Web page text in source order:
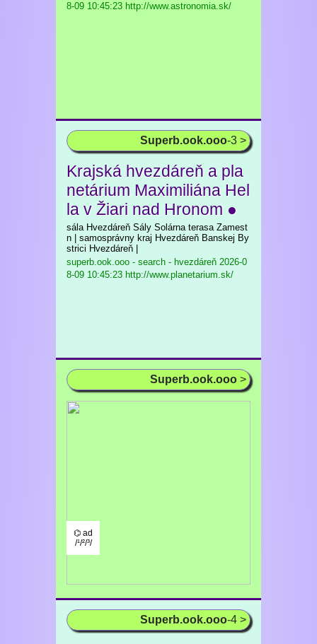
8-09 10:45:23 http://www.astronomia.sk/
Superb.ook.ooo-3 >
Krajská hvezdáreň a pla
netárium Maximiliána Hel
la v Žiari nad Hronom ●
sála Hvezdáreň Sály Solárna terasa Zamest
n | samosprávny kraj Hvezdáreň Banskej By
strici Hvezdáreň |
superb.ook.ooo - search - hvezdáreň 2026-0
8-09 10:45:23 http://www.planetarium.sk/
Superb.ook.ooo >
⌬ ad
/¹/²/³/
Superb.ook.ooo-4 >